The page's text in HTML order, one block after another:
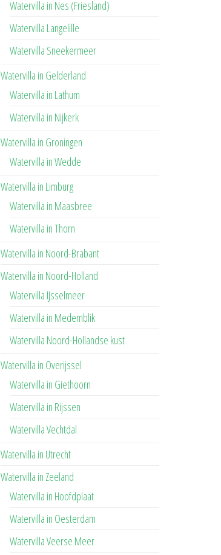
Watervilla in Nes (Friesland)
Watervilla Langelille
Watervilla Sneekermeer
Watervilla in Gelderland
Watervilla in Lathum
Watervilla in Nijkerk
Watervilla in Groningen
Watervilla in Wedde
Watervilla in Limburg
Watervilla in Maasbree
Watervilla in Thorn
Watervilla in Noord-Brabant
Watervilla in Noord-Holland
Watervilla IJsselmeer
Watervilla in Medemblik
Watervilla Noord-Hollandse kust
Watervilla in Overijssel
Watervilla in Giethoorn
Watervilla in Rijssen
Watervilla Vechtdal
Watervilla in Utrecht
Watervilla in Zeeland
Watervilla in Hoofdplaat
Watervilla in Oesterdam
Watervilla Veerse Meer